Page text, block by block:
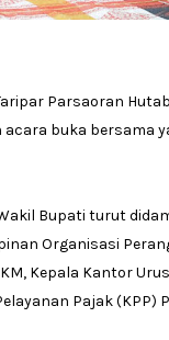
Parsaoran
buka bersama
Bupati turut
Organisasi
Kepala Kantor
Pajak